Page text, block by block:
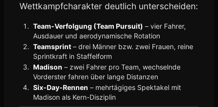
Wettkampfcharakter deutlich unterscheiden:
Team-Verfolgung (Team Pursuit) – vier Fahrer,
Ausdauer und aerodynamische Rotation
Teamsprint – drei Männer bzw. zwei Frauen, reine
Sprintkraft in Staffelform
Madison – zwei Fahrer pro Team, wechselnde
Vorderster fahren über lange Distanzen
Six-Day-Rennen – mehrtägiges Spektakel mit
Madison als Kern-Disziplin